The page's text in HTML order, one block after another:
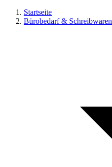
Startseite
Bürobedarf & Schreibwaren